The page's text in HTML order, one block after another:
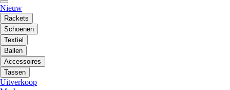
Nieuw
Rackets
Schoenen
Textiel
Ballen
Accessoires
Tassen
Uitverkoop